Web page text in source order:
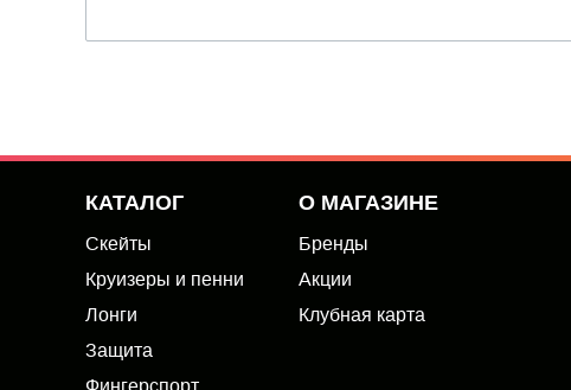
КАТАЛОГ
Скейты
Круизеры и пенни
Лонги
Защита
О МАГАЗИНЕ
Бренды
Акции
Клубная карта